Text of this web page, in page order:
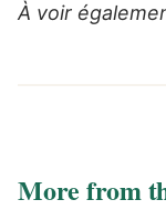
À voir
More from